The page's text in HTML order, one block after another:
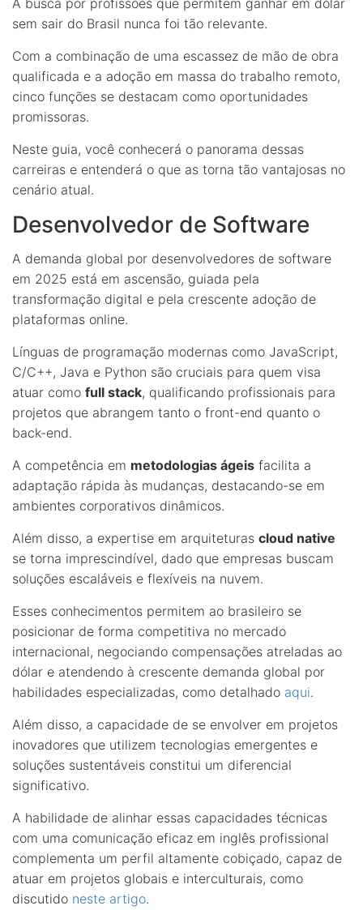
sem sair do Brasil nunca foi tão relevante.
Com a combinação de uma escassez de mão de obra
qualificada e a adoção em massa do trabalho remoto,
cinco funções se destacam como oportunidades
promissoras.
Neste guia, você conhecerá o panorama dessas
carreiras e entenderá o que as torna tão vantajosas no
cenário atual.
Desenvolvedor de Software
A demanda global por desenvolvedores de software
em 2025 está em ascensão, guiada pela
transformação digital e pela crescente adoção de
plataformas online.
Línguas de programação modernas como JavaScript,
C/C++, Java e Python são cruciais para quem visa
atuar como full stack, qualificando profissionais para
projetos que abrangem tanto o front-end quanto o
back-end.
A competência em metodologias ágeis facilita a
adaptação rápida às mudanças, destacando-se em
ambientes corporativos dinâmicos.
Além disso, a expertise em arquiteturas cloud native
se torna imprescindível, dado que empresas buscam
soluções escaláveis e flexíveis na nuvem.
Esses conhecimentos permitem ao brasileiro se
posicionar de forma competitiva no mercado
internacional, negociando compensações atreladas ao
dólar e atendendo à crescente demanda global por
habilidades especializadas, como detalhado aqui.
Além disso, a capacidade de se envolver em projetos
inovadores que utilizem tecnologias emergentes e
soluções sustentáveis constitui um diferencial
significativo.
A habilidade de alinhar essas capacidades técnicas
com uma comunicação eficaz em inglês profissional
complementa um perfil altamente cobiçado, capaz de
atuar em projetos globais e interculturais, como
discutido neste artigo.